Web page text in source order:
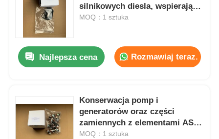
Dom
Filmy
silnikowych diesla, wspierające
potrzeby konserwacji i
MOQ：1 sztuka
Najlepsza cena Rozmawiaj teraz.
Konserwacja pomp i
generatorów oraz części
zamiennych z elementami ASB
wspierającymi długoterminową
MOQ：1 sztuka